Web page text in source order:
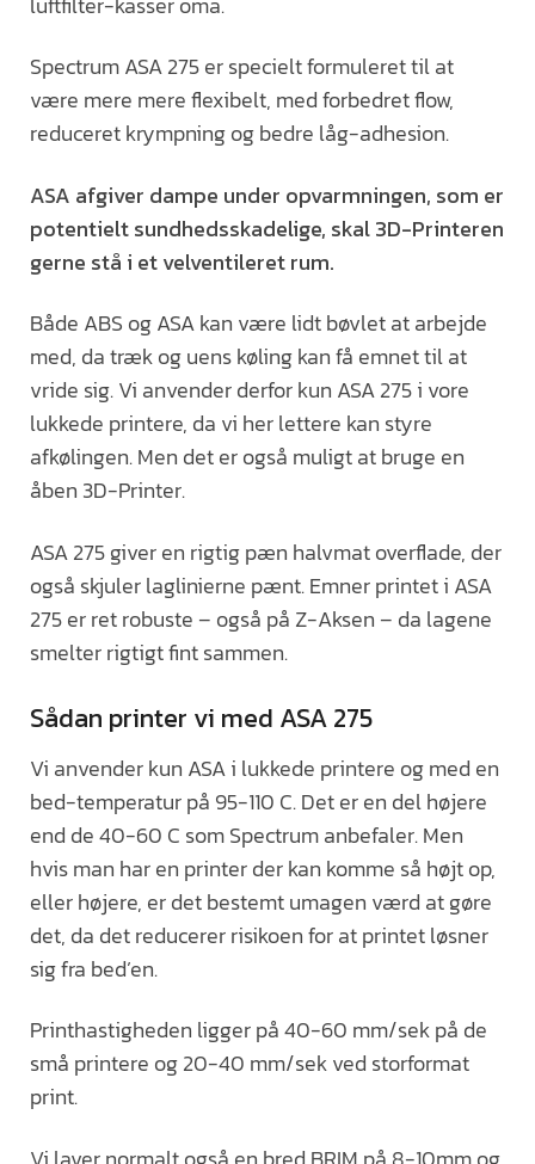
Spectrum ASA 275 er specielt formuleret til at
være mere mere flexibelt, med forbedret flow,
reduceret krympning og bedre låg-adhesion.
ASA afgiver dampe under opvarmningen, som er
potentielt sundhedsskadelige, skal 3D-Printeren
gerne stå i et velventileret rum.
Både ABS og ASA kan være lidt bøvlet at arbejde
med, da træk og uens køling kan få emnet til at
vride sig. Vi anvender derfor kun ASA 275 i vore
lukkede printere, da vi her lettere kan styre
afkølingen. Men det er også muligt at bruge en
åben 3D-Printer.
ASA 275 giver en rigtig pæn halvmat overflade, der
også skjuler laglinierne pænt. Emner printet i ASA
275 er ret robuste – også på Z-Aksen – da lagene
smelter rigtigt fint sammen.
Sådan printer vi med ASA 275
Vi anvender kun ASA i lukkede printere og med en
bed-temperatur på 95-110 C. Det er en del højere
end de 40-60 C som Spectrum anbefaler. Men
hvis man har en printer der kan komme så højt op,
eller højere, er det bestemt umagen værd at gøre
det, da det reducerer risikoen for at printet løsner
sig fra bed’en.
Printhastigheden ligger på 40-60 mm/sek på de
små printere og 20-40 mm/sek ved storformat
print.